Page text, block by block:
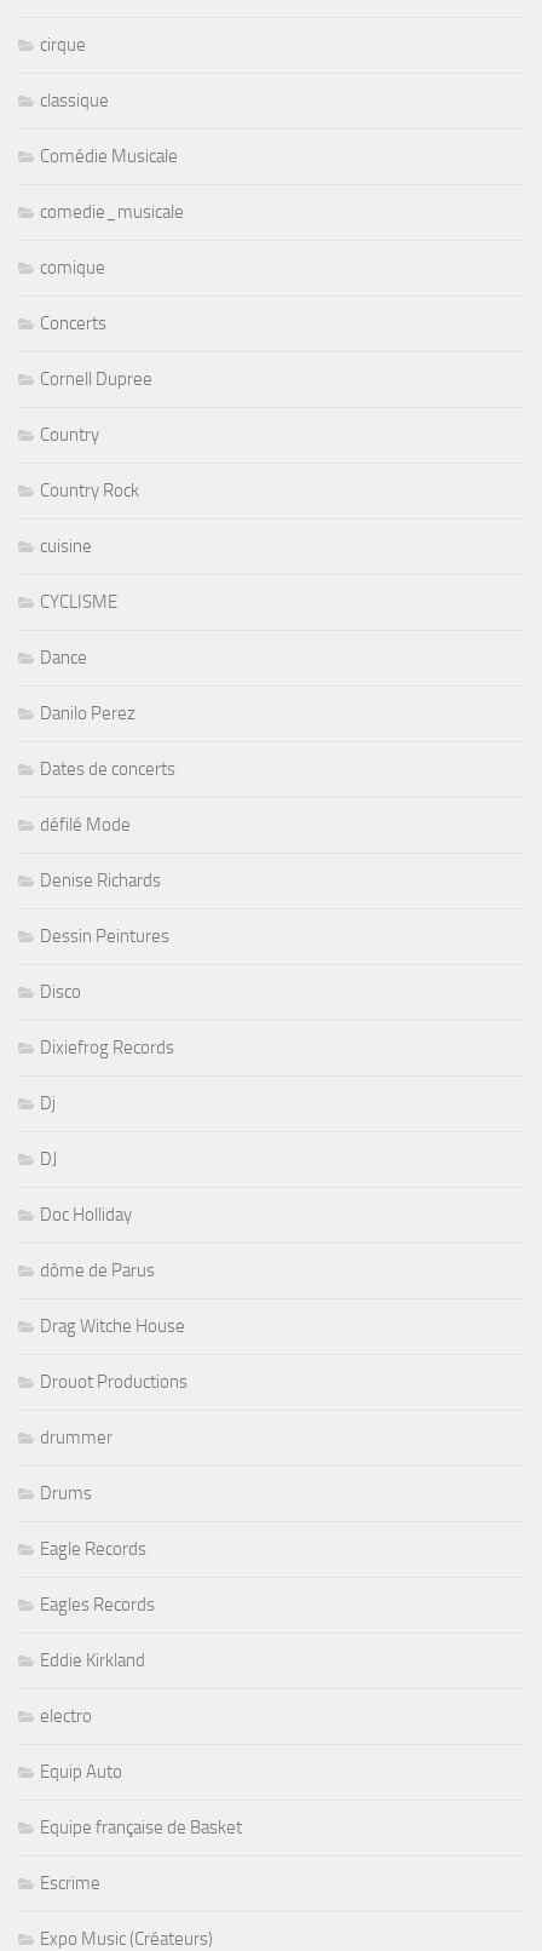
cirque
classique
Comédie Musicale
comedie_musicale
comique
Concerts
Cornell Dupree
Country
Country Rock
cuisine
CYCLISME
Dance
Danilo Perez
Dates de concerts
défilé Mode
Denise Richards
Dessin Peintures
Disco
Dixiefrog Records
Dj
DJ
Doc Holliday
dôme de Parus
Drag Witche House
Drouot Productions
drummer
Drums
Eagle Records
Eagles Records
Eddie Kirkland
electro
Equip Auto
Equipe française de Basket
Escrime
Expo Music (Créateurs)